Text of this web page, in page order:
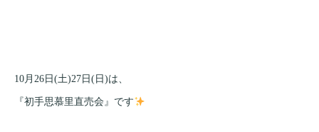
10月26日(土)27日(日)は、
『初手思慕里直売会』です